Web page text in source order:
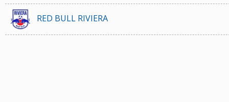
RED BULL RIVIERA